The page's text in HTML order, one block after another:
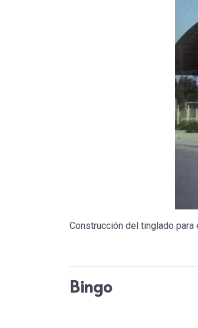
Construcción del tinglado
Bingo